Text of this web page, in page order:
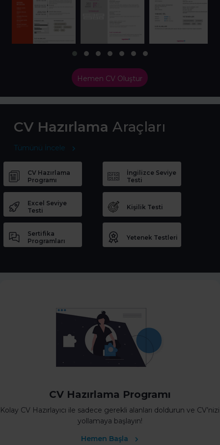
Hemen CV Oluştur
CV Hazırlama Araçları
Tümünü İncele
CV Hazırlama
Programı
İngilizce Seviye
Testi
Excel Seviye
Testi
Kişilik Testi
Sertifika
Programları
Yetenek Testleri
CV Hazırlama Programı
Kolay CV Hazırlayıcı ile sadece gerekli alanları doldurun ve CV’nizi
yollamaya başlayın!
Hemen Başla